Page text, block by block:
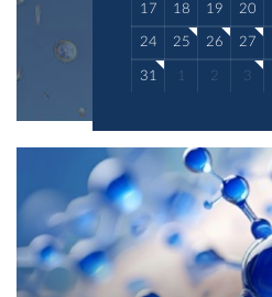
17 18 19 20
24 25 26 27
31 1 2 3